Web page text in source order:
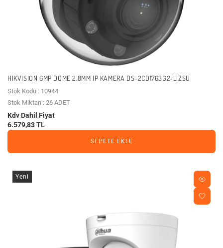
HIKVISION 6MP DOME 2.8MM IP KAMERA DS-2CD1763G2-LIZSU
Stok Kodu : 10944
Stok Miktarı : 26 ADET
Kdv Dahil Fiyat
6.579,83 TL
SEPETE EKLE
Yeni